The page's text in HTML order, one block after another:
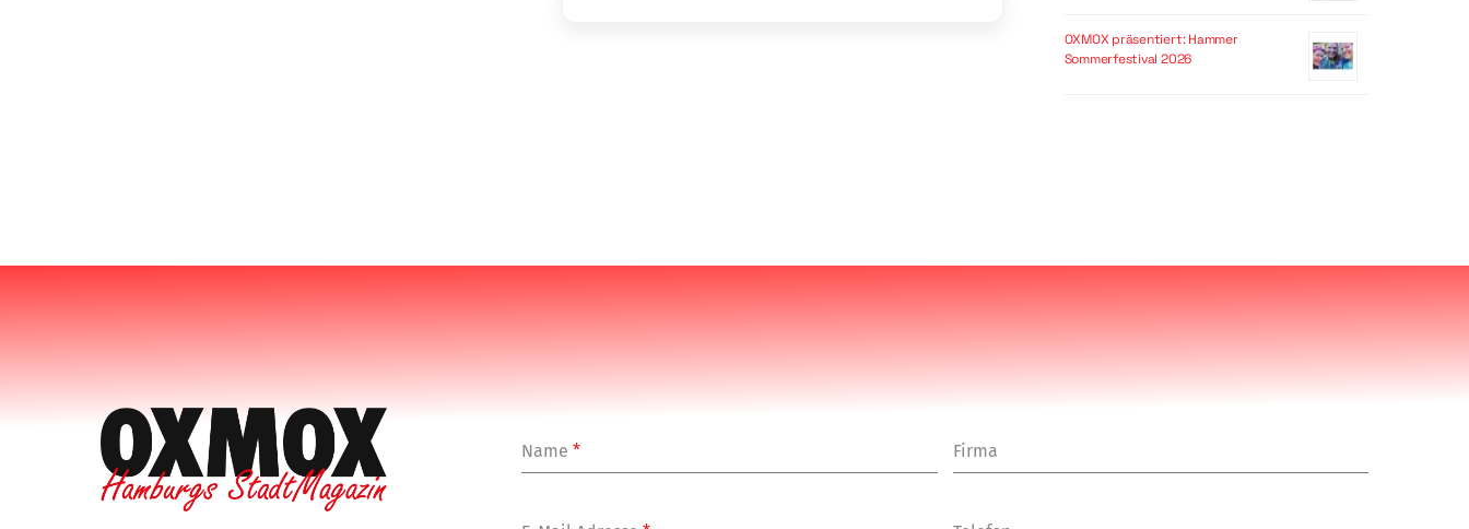
OXMOX präsentiert: Hammer
Sommerfestival 2026
Name* Firma